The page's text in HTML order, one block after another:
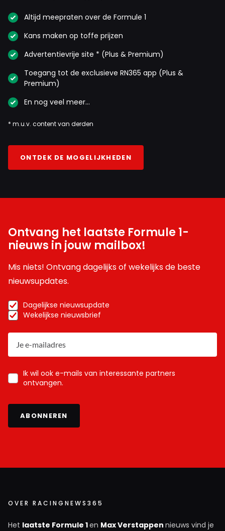
Altijd meepraten over de Formule 1
Kans maken op toffe prijzen
Advertentievrije site * (Plus & Premium)
Toegang tot de exclusieve RN365 app (Plus &
Premium)
En nog veel meer…
* m.u.v. content van derden
ONTDEK DE MOGELIJKHEDEN
Ontvang het laatste Formule 1-
nieuws in jouw mailbox!
Mis niets! Ontvang dagelijks of wekelijks de beste
nieuwsupdates.
Dagelijkse nieuwsupdate
Wekelijkse nieuwsbrief
Ik wil ook e-mails van interessante partners
ontvangen.
ABONNEREN
OVER RACINGNEWS365
Het laatste Formule 1en Max Verstappen nieuws vind je